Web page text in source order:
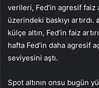
verileri, Fed’in agresif faiz
üzerindeki baskıyı artırdı.
külçe altın, Fed’in faiz
hafta Fed’in daha agresif
seviyesini aştı.
Spot altının onsu bugün